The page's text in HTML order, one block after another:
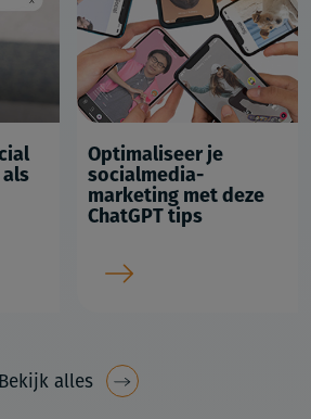
Optimaliseer je
socialmedia-
marketing met deze
ChatGPT tips
Bekijk alles